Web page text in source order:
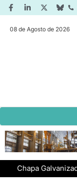
08 de Agosto de 2026
Chapa Galvanizada